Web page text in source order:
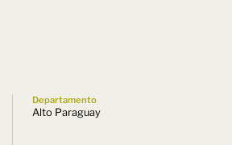
Departamento
Alto Paraguay